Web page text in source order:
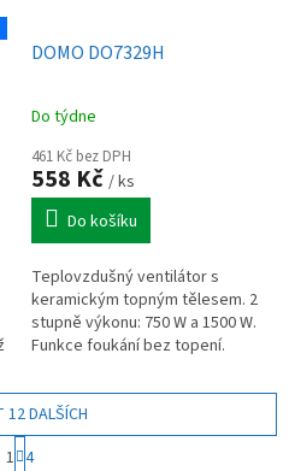
DOMO DO7329H
Do týdne
461 Kč bez DPH
558 Kč / ks
Do košíku
Teplovzdušný ventilátor s
keramickým topným tělesem. 2
stupně výkonu: 750 W a 1500 W.
Funkce foukání bez topení.
při převrhnutí.
12 DALŠÍCH
S
t
1 4